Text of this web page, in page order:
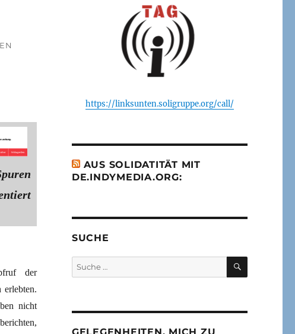
der
nicht
https://linksunten.soligruppe.org/call/
AUS SOLIDATITÄT MIT
DE.INDYMEDIA.ORG:
SUCHE
Suche
nach:
SUCHEN
GELEGENHEITEN, MICH ZU